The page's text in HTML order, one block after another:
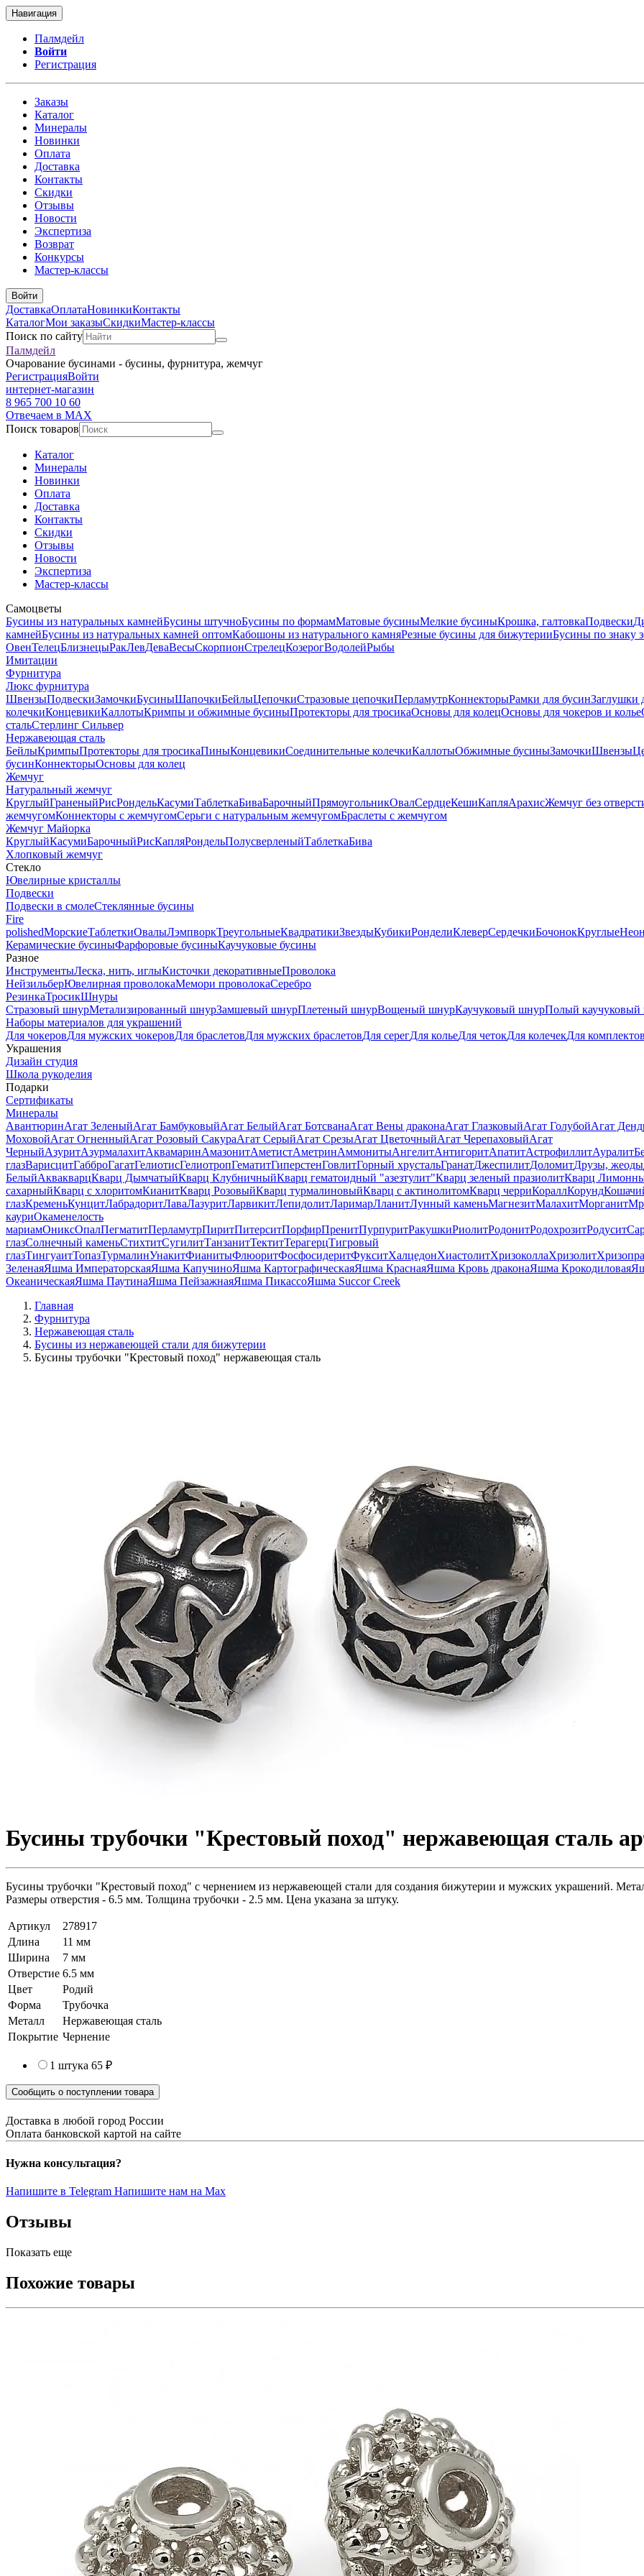
Навигация
Палмдейл
Войти
Регистрация
Заказы
Каталог
Минералы
Новинки
Оплата
Доставка
Контакты
Скидки
Отзывы
Новости
Экспертиза
Возврат
Конкурсы
Мастер-классы
Войти
ДоставкаОплатаНовинкиКонтакты
КаталогМои заказыСкидкиМастер-классы
Поиск по сайту
Палмдейл
Очарование бусинами - бусины, фурнитура, жемчуг
РегистрацияВойти
интернет-магазин
8 965 700 10 60
Отвечаем в MAX
Поиск товаров
Каталог
Минералы
Новинки
Оплата
Доставка
Контакты
Скидки
Отзывы
Новости
Экспертиза
Мастер-классы
Самоцветы
Бусины из натуральных камнейБусины штучноБусины по формамМатовые бусиныМелкие бусиныКрошка, галтовкаПодвески
камнейБусины из натуральных камней оптомКабошоны из натурального камняРезные бусины для бижутерииБусины по знаку
ОвенТелецБлизнецыРакЛевДеваВесыСкорпионСтрелецКозерогВодолейРыбы
Имитации
Фурнитура
Люкс фурнитура
ШвензыПодвескиЗамочкиБусиныШапочкиБейлыЦепочкиСтразовые цепочкиПерламутрКоннекторыРамки для бусинЗаглушки
колечкиКонцевикиКаллотыКримпы и обжимные бусиныПротекторы для тросикаОсновы для колецОсновы для чокеров и колье
стальСтерлинг Сильвер
Нержавеющая сталь
БейлыКримпыПротекторы для тросикаПиныКонцевикиСоединительные колечкиКаллотыОбжимные бусиныЗамочкиШвензы
бусинКоннекторыОсновы для колец
Жемчуг
Натуральный жемчуг
КруглыйГраненыйРисРондельКасумиТаблеткаБиваБарочныйПрямоугольникОвалСердцеКешиКапляАрахисЖемчуг без
жемчугомКоннекторы с жемчугомСерьги с натуральным жемчугомБраслеты с жемчугом
Жемчуг Майорка
КруглыйКасумиБарочныйРисКапляРондельПолусверленыйТаблеткаБива
Хлопковый жемчуг
Стекло
Ювелирные кристаллы
Подвески
Подвески в смолеСтеклянные бусины
Fire
polishedМорскиеТаблеткиОвалыЛэмпворкТреугольныеКвадратикиЗвездыКубикиРонделиКлеверСердечкиБочонокКруглые
Керамические бусиныФарфоровые бусиныКаучуковые бусины
Разное
ИнструментыЛеска, нить, иглыКисточки декоративныеПроволока
НейзильберЮвелирная проволокаМемори проволокаСеребро
РезинкаТросикШнуры
Стразовый шнурМетализированный шнурЗамшевый шнурПлетеный шнурВощеный шнурКаучуковый шнурПолый
Наборы материалов для украшений
Для чокеровДля мужских чокеровДля браслетовДля мужских браслетовДля серегДля кольеДля четокДля колечекДля
Украшения
Дизайн студия
Школа рукоделия
Подарки
Сертификаты
Минералы
АвантюринАгат ЗеленыйАгат БамбуковыйАгат БелыйАгат БотсванаАгат Вены драконаАгат ГлазковыйАгат ГолубойАгат
МоховойАгат ОгненныйАгат Розовый СакураАгат СерыйАгат СрезыАгат ЦветочныйАгат ЧерепаховыйАгат
ЧерныйАзуритАзурмалахитАквамаринАмазонитАметистАметринАммонитыАнгелитАнтигоритАпатитАстрофиллитАуралит
глазВарисцитГабброГагатГелиотисГелиотропГематитГиперстенГовлитГорный хрустальГранатДжеспилитДоломитДрузы, жеоды
БелыйАквакварцКварц ДымчатыйКварц КлубничныйКварц гематоидный "азезтулит"Кварц зеленый празиолитКварц
сахарныйКварц с хлоритомКианитКварц РозовыйКварц турмалиновыйКварц с актинолитомКварц черриКораллКорунд
глазКременьКунцитЛабрадоритЛаваЛазуритЛарвикитЛепидолитЛаримарЛланитЛунный каменьМагнезитМалахитМорганит
кауриОкаменелость
мариамОниксОпалПегматитПерламутрПиритПитерситПорфирПренитПурпуритРакушкиРиолитРодонитРодохрозитРодусит
глазСолнечный каменьСтихтитСугилитТанзанитТектитТерагерцТигровый
глазТингуаитТопазТурмалинУнакитФианитыФлюоритФосфосидеритФукситХалцедонХиастолитХризоколлаХризолит
ЗеленаяЯшма ИмператорскаяЯшма КапучиноЯшма КартографическаяЯшма КраснаяЯшма Кровь драконаЯшма Крокодиловая
ОкеаническаяЯшма ПаутинаЯшма ПейзажнаяЯшма ПикассоЯшма Succor Creek
Главная
Фурнитура
Нержавеющая сталь
Бусины из нержавеющей стали для бижутерии
Бусины трубочки "Крестовый поход" нержавеющая сталь
Бусины трубочки "Крестовый поход" нержавеющая сталь
Бусины трубочки "Крестовый поход" с чернением из нержавеющей стали для создания бижутерии и мужских украшений.
Размеры отверстия - 6.5 мм. Толщина трубочки - 2.5 мм. Цена указана за штуку.
Артикул
278917
Длина
11 мм
Ширина
7 мм
Отверстие 6.5 мм
Цвет
Родий
Форма
Трубочка
Металл
Нержавеющая сталь
Покрытие Чернение
1 штука 65 ₽
Сообщить о поступлении товара
Доставка в любой город России
Оплата банковской картой на сайте
Нужна консультация?
Напишите в Telegram Напишите нам на Max
Отзывы
Показать еще
Похожие товары